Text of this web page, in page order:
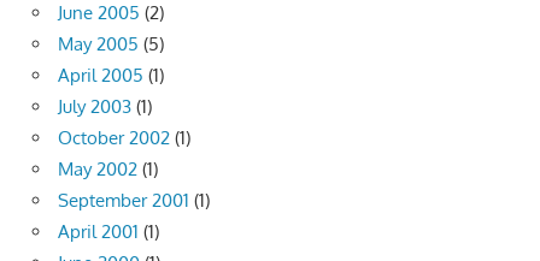
June 2005 (2)
May 2005 (5)
April 2005 (1)
July 2003 (1)
October 2002 (1)
May 2002 (1)
September 2001 (1)
April 2001 (1)